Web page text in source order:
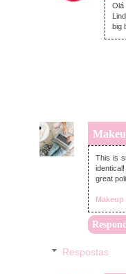
Olá
big
This is
great
Respostas